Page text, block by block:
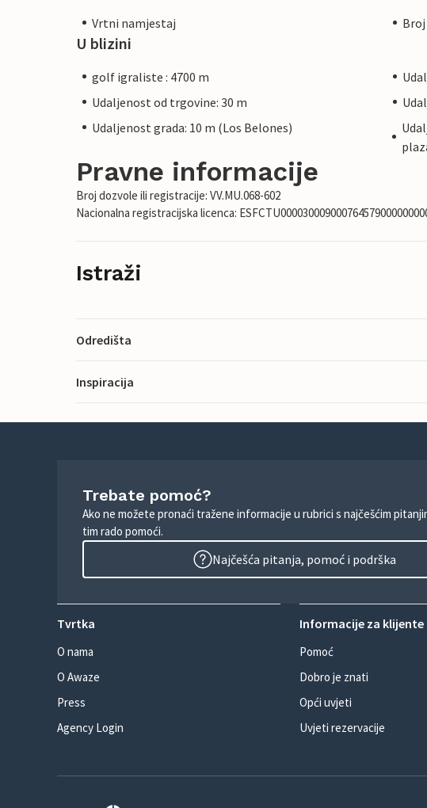
Vrtni namjestaj
U blizini
golf igraliste : 4700 m
Udaljenost od trgovine: 30 m
Udaljenost grada: 10 m (Los Belones)
Pravne informacije
Broj dozvole ili registracije: VV.MU.068-602
Nacionalna registracijska licenca:
Istraži
Odredišta
Inspiracija
Trebate pomoć?
Ako ne možete pronaći tražene informacije u rubrici s najčešćim
tim rado pomoći.
Najčešća pitanja, pomoć i podrška
Tvrtka
O nama
O Awaze
Press
Agency Login
Informacije za klijente
Pomoć
Dobro je znati
Opći uvjeti
Uvjeti rezervacije